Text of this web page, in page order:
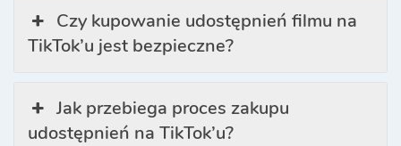
Czy kupowanie udostępnień filmu na
TikTok’u jest bezpieczne?
Jak przebiega proces zakupu
udostępnień na TikTok’u?